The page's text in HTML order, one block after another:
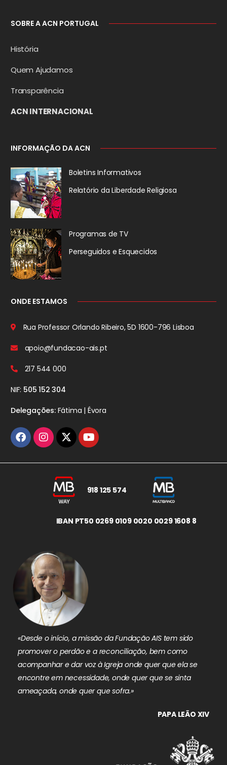
SOBRE A ACN PORTUGAL
História
Quem Ajudamos
Transparência
ACN INTERNACIONAL
INFORMAÇÃO DA ACN
Boletins Informativos
Relatório da Liberdade Religiosa
Programas de TV
Perseguidos e Esquecidos
ONDE ESTAMOS
Rua Professor Orlando Ribeiro, 5D 1600-796 Lisboa
apoio@fundacao-ais.pt
217 544 000
NIF: 505 152 304
Delegações:Fátima | Évora
918 125 574
IBAN PT50 0269 0109 0020 0029 1608 8
«Desde o início, a missão da Fundação AIS tem sido
promover o perdão e a reconciliação, bem como
acompanhar e dar voz à Igreja onde quer que ela se
encontre em necessidade, onde quer que se sinta
ameaçada, onde quer que sofra.»
PAPA LEÃO XIV